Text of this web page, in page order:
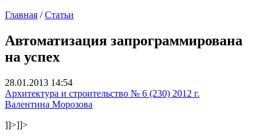
Главная / Статьи
Автоматизация запрограммирована
на успех
28.01.2013 14:54
Архитектура и строительство № 6 (230) 2012 г.
Валентина Морозова
]]>]]>